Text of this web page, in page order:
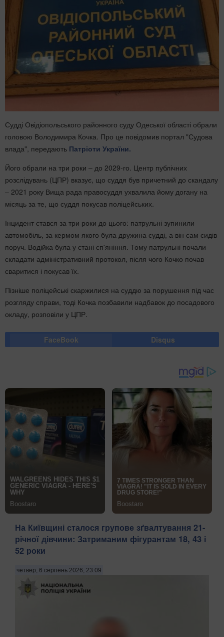
Судді Овідіопольського районного суду Одеської області обрали
головою Володимира Кочка. Про це повідомив портал "Судова
влада", передають Патріоти України.
Його обрали на три роки – до 2029-го. Центр публічних
розслідувань (ЦПР) вказує, що суддя був причетний до скандалу
– 2021 року Вища рада правосуддя ухвалила йому догану на
місяць за те, що суддя покусав поліцейських.
Інцидент стався за три роки до цього: патрульні зупинили
автомобіль, за кермом якого була дружина судді, а він сам сидів
поруч. Водійка була у стані сп'яніння. Тому патрульні почали
складати адміністративний протокол, після чого Кочко почав
сваритися і покусав їх.
Пізніше поліцейські скаржилися на суддю за порушення під час
розгляду справи, тоді Кочка позбавили надбавок до посадового
окладу, розповіли у ЦПР.
FaceBook Disqus
На Київщині сталося групове зґвалтування 21-
річної дівчини: Затриманим фігурантам 18, 43 і
52 роки
четвер, 6 серпень 2026, 23:09